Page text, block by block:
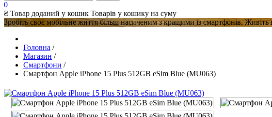
0
₴ Товар доданий у кошик Товарів у кошику на суму
Зробіть своє мобільне життя більш насиченим з кращими із смартфонів.
Головна /
Магазин /
Смартфони /
Смартфон Apple iPhone 15 Plus 512GB eSim Blue (MU063)